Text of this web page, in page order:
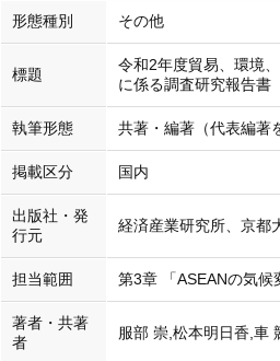
形態種別 その他
標題
令和2年度貿易、環境
に係る調査研究報告書
執筆形態 共著・編著（代表編著
掲載区分 国内
出版社・発
行元
経済産業研究所、京都
担当範囲 第3章 「ASEANの気候
著者・共著
者
服部 崇,松本明日香,車